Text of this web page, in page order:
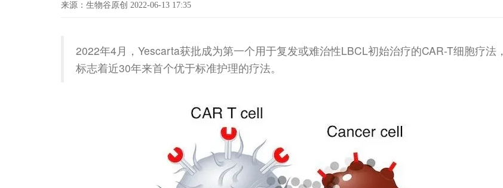
来源：生物谷原创 2022-06-13 17:35
2022年4月，Yescarta获批成为第一个用于复发或难治性LBCL初始治疗的CAR-T细胞疗法，
标志着近30年来首个优于标准护理的疗法。